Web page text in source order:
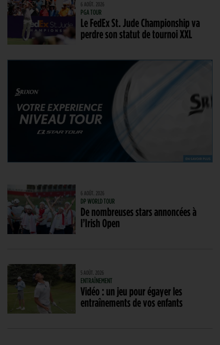
6 AOÛT. 2026
PGA TOUR
Le FedEx St. Jude Championship va
perdre son statut de tournoi XXL
6 AOÛT. 2026
DP WORLD TOUR
De nombreuses stars annoncées à
l’Irish Open
5 AOÛT. 2026
ENTRAÎNEMENT
Vidéo : un jeu pour égayer les
entraînements de vos enfants